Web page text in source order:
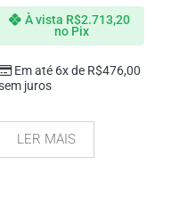
Em até 6x de R$476,00
juros
À vista R$2.713,20
no Pix
LER MAIS